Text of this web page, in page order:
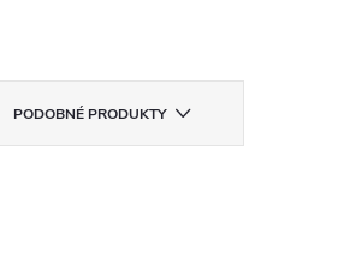
PODOBNÉ PRODUKTY